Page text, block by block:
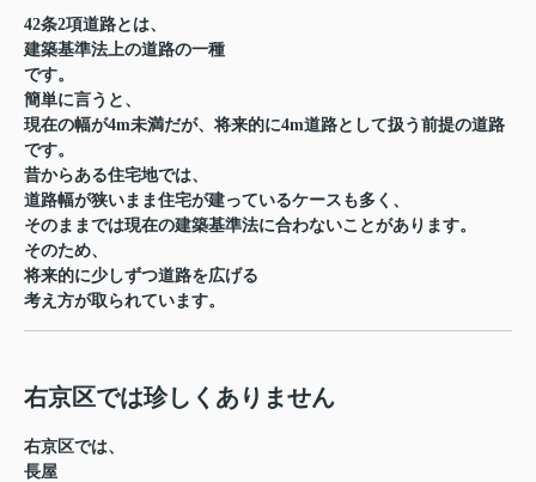
42条2項道路とは、
建築基準法上の道路の一種
です。
簡単に言うと、
現在の幅が4m未満だが、将来的に4m道路として扱う前提の道路
です。
昔からある住宅地では、
道路幅が狭いまま住宅が建っているケースも多く、
そのままでは現在の建築基準法に合わないことがあります。
そのため、
将来的に少しずつ道路を広げる
考え方が取られています。
右京区では珍しくありません
右京区では、
長屋